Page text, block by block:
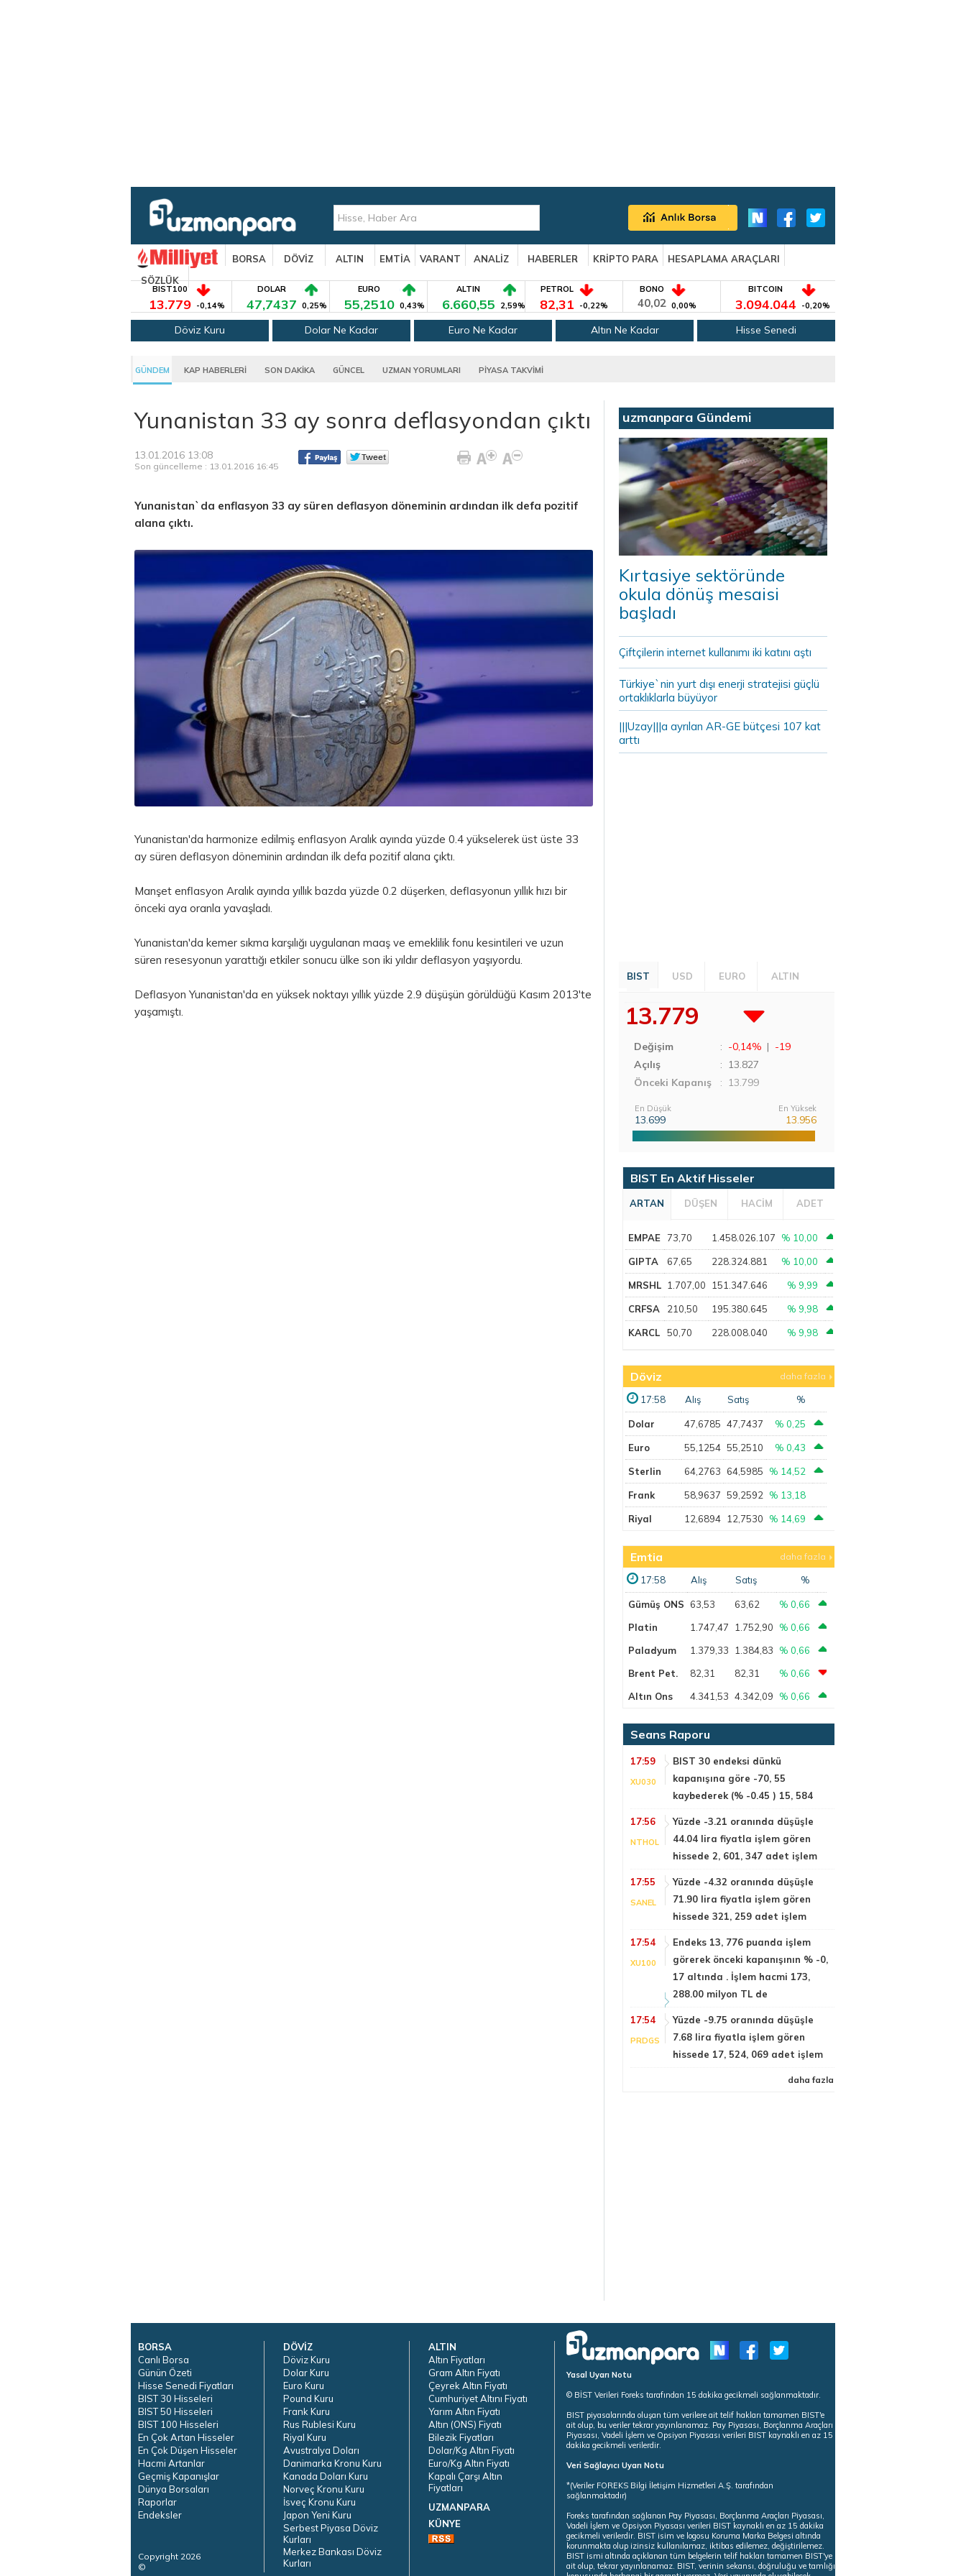
BORSA DÖVİZ ALTIN EMTİA VARANT ANALİZ HABERLER KRİPTO PARA
HESAPLAMA ARAÇLARI
SÖZLÜK
BIST100
13.779 -0,14%
DOLAR
47,7437 0,25%
EURO
55,2510 0,43%
ALTIN
6.660,55 2,59%
PETROL
82,31 -0,22%
BONO
40,02 0,00%
BITCOIN
3.094.044 -0,20%
Döviz Kuru Dolar Ne Kadar Euro Ne Kadar Altın Ne Kadar Hisse Senedi
GÜNDEM KAP HABERLERİ SON DAKİKA GÜNCEL UZMAN YORUMLARI PİYASA TAKVİMİ
Yunanistan 33 ay sonra deflasyondan çıktı
13.01.2016 13:08
Son güncelleme : 13.01.2016 16:45
Yunanistan`da enflasyon 33 ay süren deflasyon döneminin ardından ilk defa pozitif
alana çıktı.
Yunanistan'da harmonize edilmiş enflasyon Aralık ayında yüzde 0.4 yükselerek üst üste 33
ay süren deflasyon döneminin ardından ilk defa pozitif alana çıktı.
Manşet enflasyon Aralık ayında yıllık bazda yüzde 0.2 düşerken, deflasyonun yıllık hızı bir
önceki aya oranla yavaşladı.
Yunanistan'da kemer sıkma karşılığı uygulanan maaş ve emeklilik fonu kesintileri ve uzun
süren resesyonun yarattığı etkiler sonucu ülke son iki yıldır deflasyon yaşıyordu.
Deflasyon Yunanistan'da en yüksek noktayı yıllık yüzde 2.9 düşüşün görüldüğü Kasım 2013'te
yaşamıştı.
uzmanpara Gündemi
Kırtasiye sektöründe
okula dönüş mesaisi
başladı
Çiftçilerin internet kullanımı iki katını aştı
Türkiye`nin yurt dışı enerji stratejisi güçlü
ortaklıklarla büyüyor
|||Uzay|||a ayrılan AR-GE bütçesi 107 kat
arttı
BIST USD EURO ALTIN
13.779
Değişim : -0,14% | -19
Açılış
: 13.827
Önceki Kapanış
: 13.799
En Düşük
13.699
En Yüksek
13.956
BIST En Aktif Hisseler
ARTAN DÜŞEN HACİM ADET
EMPAE 73,70 1.458.026.107 % 10,00
GIPTA 67,65 228.324.881 % 10,00
MRSHL 1.707,00 151.347.646 % 9,99
CRFSA 210,50 195.380.645 % 9,98
KARCL 50,70 228.008.040 % 9,98
Döviz daha fazla
17:58 Alış Satış %
Dolar 47,6785 47,7437 % 0,25
Euro 55,1254 55,2510 % 0,43
Sterlin 64,2763 64,5985 % 14,52
Frank 58,9637 59,2592 % 13,18
Riyal 12,6894 12,7530 % 14,69
Emtia daha fazla
17:58 Alış Satış %
Gümüş ONS 63,53 63,62
% 0,66
Platin
1.747,47 1.752,90
% 0,66
Paladyum
1.379,33 1.384,83
% 0,66
Brent Pet.
82,31 82,31
% 0,66
Altın Ons
4.341,53 4.342,09 % 0,66
Seans Raporu
17:59
XU030
BIST 30 endeksi dünkü
kapanışına göre -70, 55
kaybederek (% -0.45 ) 15, 584
17:56
NTHOL
Yüzde -3.21 oranında düşüşle
44.04 lira fiyatla işlem gören
hissede 2, 601, 347 adet işlem
17:55
SANEL
Yüzde -4.32 oranında düşüşle
71.90 lira fiyatla işlem gören
hissede 321, 259 adet işlem
17:54
XU100
Endeks 13, 776 puanda işlem
görerek önceki kapanışının % -0,
17 altında . İşlem hacmi 173,
288.00 milyon TL de
17:54
PRDGS
Yüzde -9.75 oranında düşüşle
7.68 lira fiyatla işlem gören
hissede 17, 524, 069 adet işlem
daha fazla
BORSA
Canlı Borsa
Günün Özeti
Hisse Senedi Fiyatları
BIST 30 Hisseleri
BIST 50 Hisseleri
BIST 100 Hisseleri
En Çok Artan Hisseler
En Çok Düşen Hisseler
Hacmi Artanlar
Geçmiş Kapanışlar
Dünya Borsaları
Raporlar
Endeksler
Copyright 2026
©
DÖVİZ
Döviz Kuru
Dolar Kuru
Euro Kuru
Pound Kuru
Frank Kuru
Rus Rublesi Kuru
Riyal Kuru
Avustralya Doları
Danimarka Kronu Kuru
Kanada Doları Kuru
Norveç Kronu Kuru
İsveç Kronu Kuru
Japon Yeni Kuru
Serbest Piyasa Döviz
Kurları
Merkez Bankası Döviz
Kurları
ALTIN
Altın Fiyatları
Gram Altın Fiyatı
Çeyrek Altın Fiyatı
Cumhuriyet Altını Fiyatı
Yarım Altın Fiyatı
Altın (ONS) Fiyatı
Bilezik Fiyatları
Dolar/Kg Altın Fiyatı
Euro/Kg Altın Fiyatı
Kapalı Çarşı Altın
Fiyatları
UZMANPARA
KÜNYE
Yasal Uyarı Notu
© BİST Verileri Foreks tarafından 15 dakika gecikmeli sağlanmaktadır.
BIST piyasalarında oluşan tüm verilere ait telif hakları tamamen BIST'e
ait olup, bu veriler tekrar yayınlanamaz. Pay Piyasası, Borçlanma Araçları
Piyasası, Vadeli İşlem ve Opsiyon Piyasası verileri BIST kaynaklı en az 15
dakika gecikmeli verilerdir.
Veri Sağlayıcı Uyarı Notu
*(Veriler FOREKS Bilgi İletişim Hizmetleri A.Ş. tarafından
sağlanmaktadır)
Foreks tarafından sağlanan Pay Piyasası, Borçlanma Araçları Piyasası,
Vadeli İşlem ve Opsiyon Piyasası verileri BIST kaynaklı en az 15 dakika
gecikmeli verilerdir. BIST isim ve logosu Koruma Marka Belgesi altında
korunmakta olup izinsiz kullanılamaz, iktibas edilemez, değiştirilemez.
BIST ismi altında açıklanan tüm belgelerin telif hakları tamamen BIST'ye
ait olup, tekrar yayınlanamaz. BIST, verinin sekansı, doğruluğu ve tamlığı